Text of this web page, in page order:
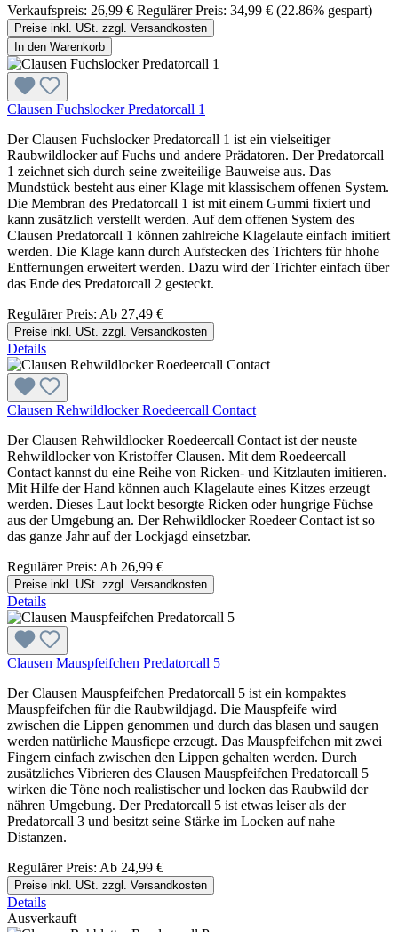
Verkaufspreis: 26,99 € Regulärer Preis: 34,99 € (22.86% gespart)
Preise inkl. USt. zzgl. Versandkosten
In den Warenkorb
Clausen Fuchslocker Predatorcall 1
Der Clausen Fuchslocker Predatorcall 1 ist ein vielseitiger
Raubwildlocker auf Fuchs und andere Prädatoren. Der Predatorcall
1 zeichnet sich durch seine zweiteilige Bauweise aus. Das
Mundstück besteht aus einer Klage mit klassischem offenen System.
Die Membran des Predatorcall 1 ist mit einem Gummi fixiert und
kann zusätzlich verstellt werden. Auf dem offenen System des
Clausen Predatorcall 1 können zahlreiche Klagelaute einfach imitiert
werden. Die Klage kann durch Aufstecken des Trichters für hhohe
Entfernungen erweitert werden. Dazu wird der Trichter einfach über
das Ende des Predatorcall 2 gesteckt.
Regulärer Preis: Ab 27,49 €
Preise inkl. USt. zzgl. Versandkosten
Details
Clausen Rehwildlocker Roedeercall Contact
Der Clausen Rehwildlocker Roedeercall Contact ist der neuste
Rehwildlocker von Kristoffer Clausen. Mit dem Roedeercall
Contact kannst du eine Reihe von Ricken- und Kitzlauten imitieren.
Mit Hilfe der Hand können auch Klagelaute eines Kitzes erzeugt
werden. Dieses Laut lockt besorgte Ricken oder hungrige Füchse
aus der Umgebung an. Der Rehwildlocker Roedeer Contact ist so
das ganze Jahr auf der Lockjagd einsetzbar.
Regulärer Preis: Ab 26,99 €
Preise inkl. USt. zzgl. Versandkosten
Details
Clausen Mauspfeifchen Predatorcall 5
Der Clausen Mauspfeifchen Predatorcall 5 ist ein kompaktes
Mauspfeifchen für die Raubwildjagd. Die Mauspfeife wird
zwischen die Lippen genommen und durch das blasen und saugen
werden natürliche Mausfiepe erzeugt. Das Mauspfeifchen mit zwei
Fingern einfach zwischen den Lippen gehalten werden. Durch
zusätzliches Vibrieren des Clausen Mauspfeifchen Predatorcall 5
wirken die Töne noch realistischer und locken das Raubwild der
nähren Umgebung. Der Predatorcall 5 ist etwas leiser als der
Predatorcall 3 und besitzt seine Stärke im Locken auf nahe
Distanzen.
Regulärer Preis: Ab 24,99 €
Preise inkl. USt. zzgl. Versandkosten
Details
Ausverkauft